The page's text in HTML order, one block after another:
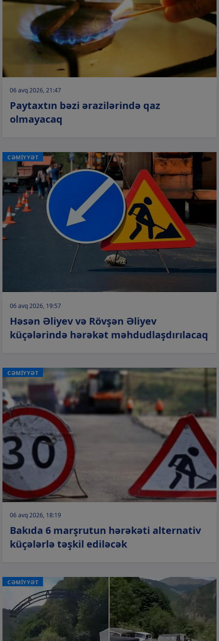
06 avq 2026, 21:47
Paytaxtın bəzi ərazilərində qaz
olmayacaq
CƏMİYYƏT
06 avq 2026, 19:57
Həsən Əliyev və Rövşən Əliyev
küçələrində hərəkət məhdudlaşdırılacaq
CƏMİYYƏT
06 avq 2026, 18:19
Bakıda 6 marşrutun hərəkəti alternativ
küçələrlə təşkil ediləcək
CƏMİYYƏT